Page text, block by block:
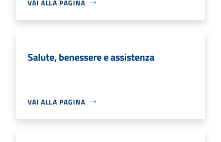
VAI ALLA PAGINA
Salute, benessere e assistenza
VAI ALLA PAGINA